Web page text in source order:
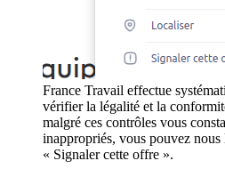
France Travail effectue
vérifier la légalité et la
malgré ces contrôles vous
inappropriés, vous pouvez
« Signaler cette offre ».